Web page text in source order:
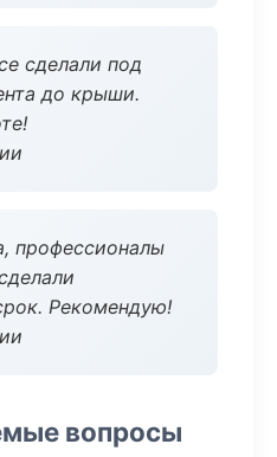
сделали под
до крыши.
профессионалы
Рекомендую!
вопросы